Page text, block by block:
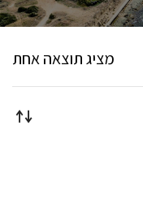
מציג תוצאה אחת